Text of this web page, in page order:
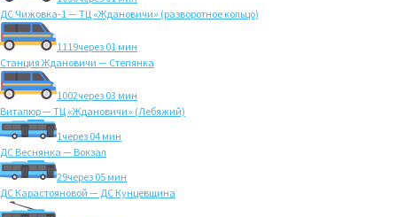
ДС Чижовка-1 — ТЦ «Ждановичи» (разворотное кольцо)
1119через 01 мин
Станция Ждановичи — Степянка
1002через 03 мин
Виталюр — ТЦ «Ждановичи» (Лебяжий)
1через 04 мин
ДС Веснянка — Вокзал
29через 05 мин
ДС Карастояновой — ДС Кунцевщина